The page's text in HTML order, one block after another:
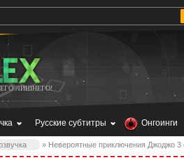
ЛИШНЕГО!
Русские субтитры Онгоинги
» Невероятные приключения Джоджо 3